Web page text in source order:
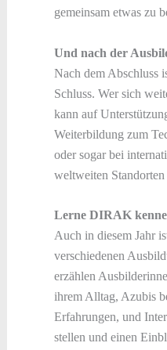
gemeinsam etwas zu
Und nach der
Nach dem Abschluss
Schluss. Wer sich
kann auf
Weiterbildung zum
oder sogar bei
weltweiten Standorten
Lerne DIRAK
Auch in diesem Jahr
verschiedenen
erzählen
ihrem Alltag, Azubis
Erfahrungen, und
stellen und einen